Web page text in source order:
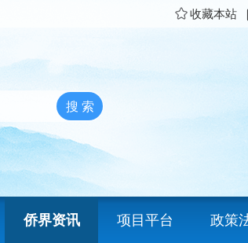
收藏本站
侨界资讯 项目平台 政策